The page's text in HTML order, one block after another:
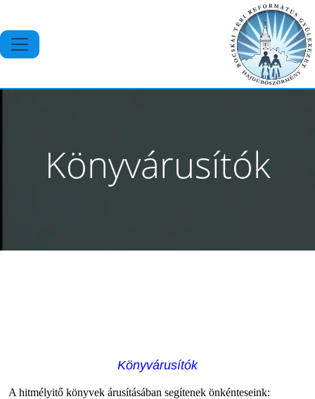
Könyvárusítók
Könyvárusítók
A hitmélyitő könyvek árusításában segítenek önkénteseink: